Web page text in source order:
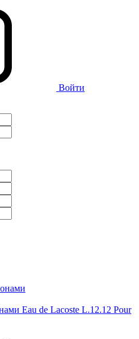
Войти
Eau de Lacoste L.12.12 Pour